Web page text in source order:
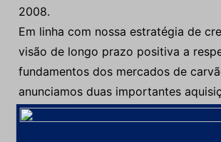
2008.
Em linha com nossa estratégia de
visão de longo prazo positiva a
fundamentos dos mercados de
anunciamos duas importantes
dezembro de 2008.